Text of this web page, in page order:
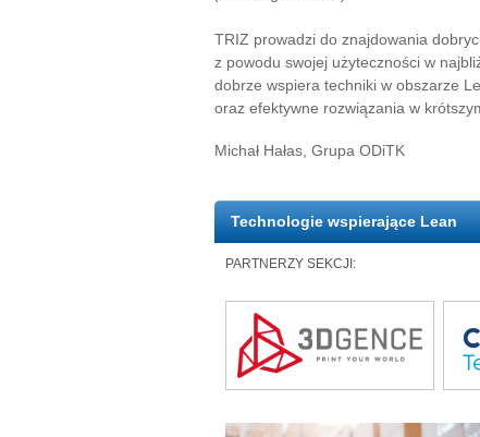
TRIZ prowadzi do znajdowania
z powodu swojej użyteczności w
dobrze wspiera techniki w obszarze
oraz efektywne rozwiązania w
Michał Hałas, Grupa ODiTK
Technologie wspierające Lean
PARTNERZY SEKCJI: